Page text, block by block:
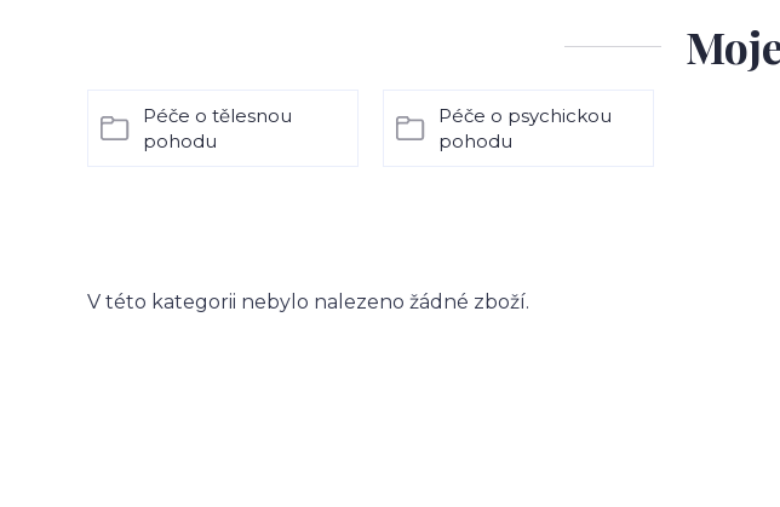
Péče o tělesnou
pohodu
Péče o psychickou
pohodu
V této kategorii nebylo nalezeno žádné zboží.